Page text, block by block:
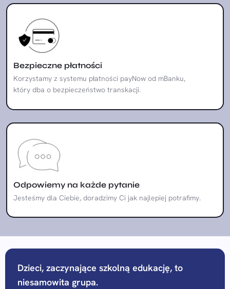
Bezpieczne płatności
Korzystamy z systemu płatności payNow od mBanku,
który dba o bezpieczeństwo transkacji.
Odpowiemy na każde pytanie
Jesteśmy dla Ciebie, doradzimy Ci jak najlepiej potrafimy.
Dzieci, zaczynające szkolną edukację, to
niesamowita grupa.